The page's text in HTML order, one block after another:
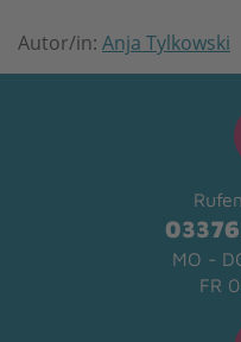
Autor/in: Anja Tylkowski
MO -
FR